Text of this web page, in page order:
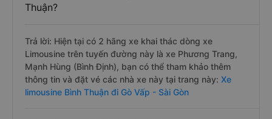
Thuận?
Trả lời: Hiện tại có 2 hãng xe khai thác dòng xe
Limousine trên tuyến đường này là xe Phương Trang,
Mạnh Hùng (Bình Định), bạn có thể tham khảo thêm
thông tin và đặt vé các nhà xe này tại trang này: Xe
limousine Bình Thuận đi Gò Vấp - Sài Gòn